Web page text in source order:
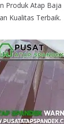
Produk Atap Baja
Kualitas Terbaik.